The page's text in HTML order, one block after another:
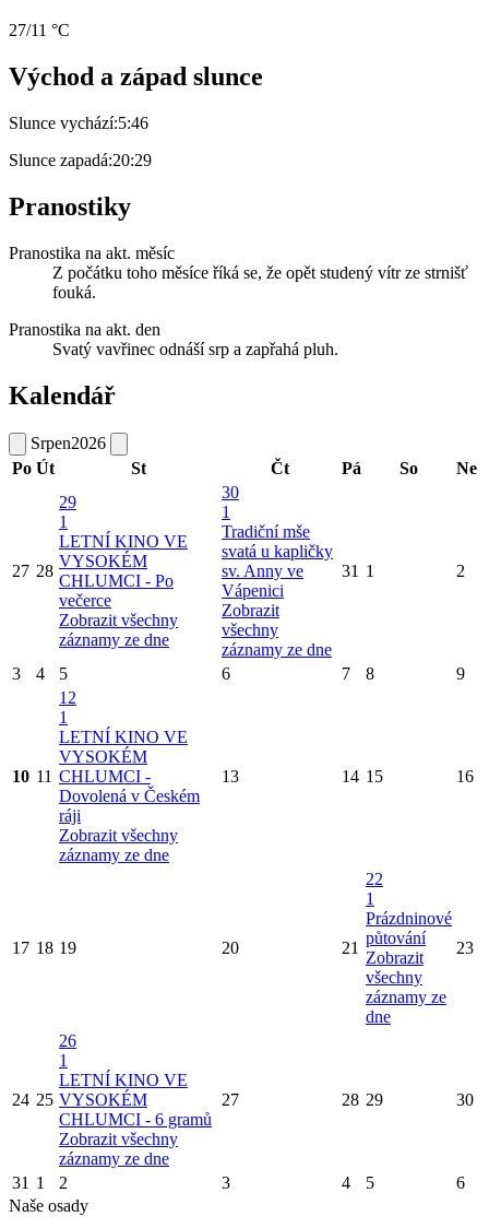
27/11 °C
Východ a západ slunce
Slunce vychází:5:46
Slunce zapadá:20:29
Pranostiky
Pranostika na akt. měsíc
Z počátku toho měsíce říká se, že opět studený vítr ze strnišť
fouká.
Pranostika na akt. den
Svatý vavřinec odnáší srp a zapřahá pluh.
Kalendář
Srpen2026
Po Út St Čt Pá So Ne
27 28
29
1
LETNÍ KINO VE
VYSOKÉM
CHLUMCI - Po
večerce
Zobrazit všechny
záznamy ze dne
30
1
Tradiční mše
svatá u kapličky
sv. Anny ve
Vápenici
Zobrazit
všechny
záznamy ze dne
31 1 2
3 4 5 6 7 8 9
10 11
12
1
LETNÍ KINO VE
VYSOKÉM
CHLUMCI -
Dovolená v Českém
ráji
Zobrazit všechny
záznamy ze dne
13 14 15 16
17 18 19 20 21
22
1
Prázdninové
půtování
Zobrazit
všechny
záznamy ze
dne
23
24 25
26
1
LETNÍ KINO VE
VYSOKÉM
CHLUMCI - 6 gramů
Zobrazit všechny
záznamy ze dne
27 28 29 30
31 1 2 3 4 5
6
Naše osady